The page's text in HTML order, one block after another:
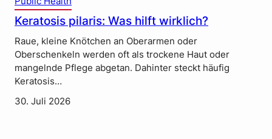
Keratosis pilaris: Was hilft wirklich?
Raue, kleine Knötchen an Oberarmen oder
Oberschenkeln werden oft als trockene Haut oder
mangelnde Pflege abgetan. Dahinter steckt häufig
Keratosis…
30. Juli 2026